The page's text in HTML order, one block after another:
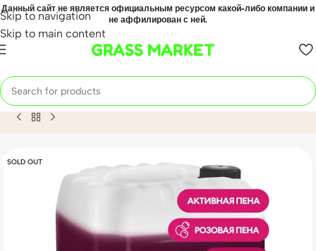
Skip to navigation
Skip to main content
Данный сайт не является официальным ресурсом какой-либо компании и
не аффилирован с ней.
GRASS MARKET
Home Mahsulot Автошампунь, активная пена «Active
SOLD OUT